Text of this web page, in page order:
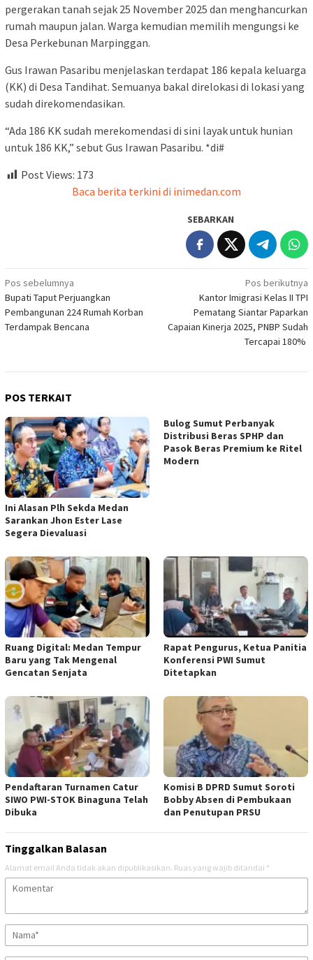
pergerakan tanah sejak 25 November 2025 dan menghancurkan
rumah maupun jalan. Warga kemudian memilih mengungsi ke
Desa Perkebunan Marpinggan.
Gus Irawan Pasaribu menjelaskan terdapat 186 kepala keluarga
(KK) di Desa Tandihat. Semuanya bakal direlokasi di lokasi yang
sudah direkomendasikan.
“Ada 186 KK sudah merekomendasi di sini layak untuk hunian
untuk 186 KK,” sebut Gus Irawan Pasaribu. *di#
Post Views: 173
Baca berita terkini di inimedan.com
SEBARKAN
Navigasi
pos
Pos sebelumnya
Bupati Taput Perjuangkan
Pembangunan 224 Rumah Korban
Terdampak Bencana
Pos berikutnya
Kantor Imigrasi Kelas II TPI
Pematang Siantar Paparkan
Capaian Kinerja 2025, PNBP Sudah
Tercapai 180%
POS TERKAIT
Ini Alasan Plh Sekda Medan
Sarankan Jhon Ester Lase
Segera Dievaluasi
Bulog Sumut Perbanyak
Distribusi Beras SPHP dan
Pasok Beras Premium ke Ritel
Modern
Ruang Digital: Medan Tempur
Baru yang Tak Mengenal
Gencatan Senjata
Rapat Pengurus, Ketua Panitia
Konferensi PWI Sumut
Ditetapkan
Pendaftaran Turnamen Catur
SIWO PWI-STOK Binaguna Telah
Dibuka
Komisi B DPRD Sumut Soroti
Bobby Absen di Pembukaan
dan Penutupan PRSU
Tinggalkan Balasan
Alamat email Anda tidak akan dipublikasikan. Ruas yang wajib ditandai *